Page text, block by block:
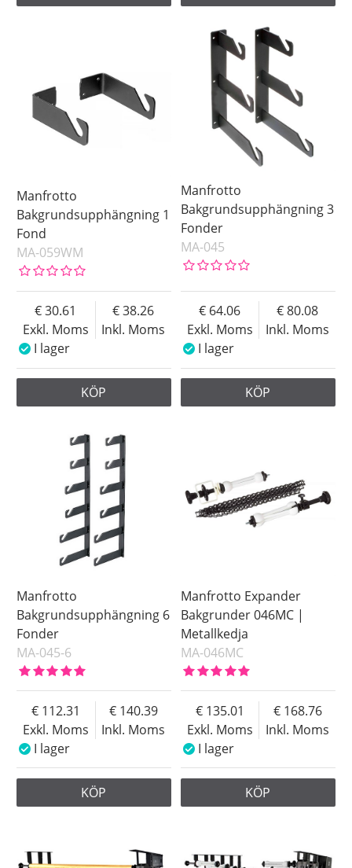
Manfrotto
Bakgrundsupphängning 1
Fond
MA-059WM
Exkl. Moms
30.61
Inkl. Moms
38.26
I lager
KÖP
Manfrotto
Bakgrundsupphängning 3
Fonder
MA-045
Exkl. Moms
64.06
Inkl. Moms
80.08
I lager
KÖP
Manfrotto
Bakgrundsupphängning 6
Fonder
MA-045-6
Exkl. Moms
112.31
Inkl. Moms
140.39
I lager
KÖP
Manfrotto Expander
Bakgrunder 046MC |
Metallkedja
MA-046MC
Exkl. Moms
135.01
Inkl. Moms
168.76
I lager
KÖP